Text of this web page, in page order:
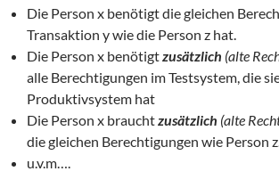
Die Person x benötigt die gleichen
Transaktion y wie die Person z hat.
Die Person x benötigtzusätzlich (alte
alle Berechtigungen im Testsystem, die
Produktivsystem hat
Die Person x brauchtzusätzlich (alte
die gleichen Berechtigungen wie Person
u.v.m….